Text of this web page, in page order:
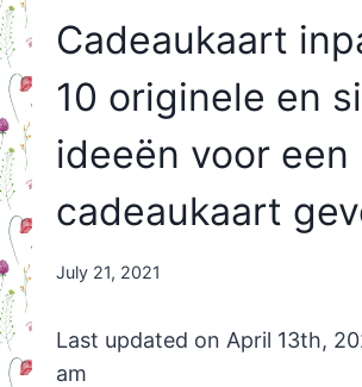
Cadeaukaart
10 originele en
ideeën voor een
cadeaukaart
By
July 21, 2021
Last updated on April 13th,
am